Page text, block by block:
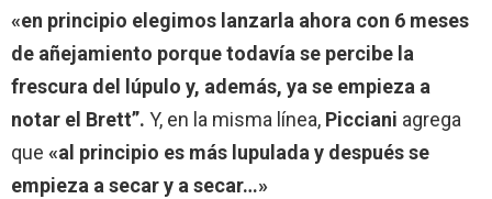
«en principio elegimos lanzarla ahora con 6 meses
de añejamiento porque todavía se percibe la
frescura del lúpulo y, además, ya se empieza a
notar el Brett”. Y, en la misma línea, Picciani agrega
que «al principio es más lupulada y después se
empieza a secar y a secar…»